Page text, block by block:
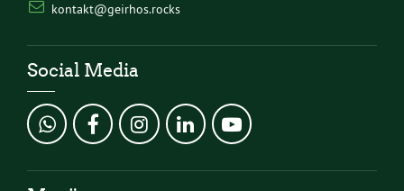
kontakt@geirhos.rocks
Social Media